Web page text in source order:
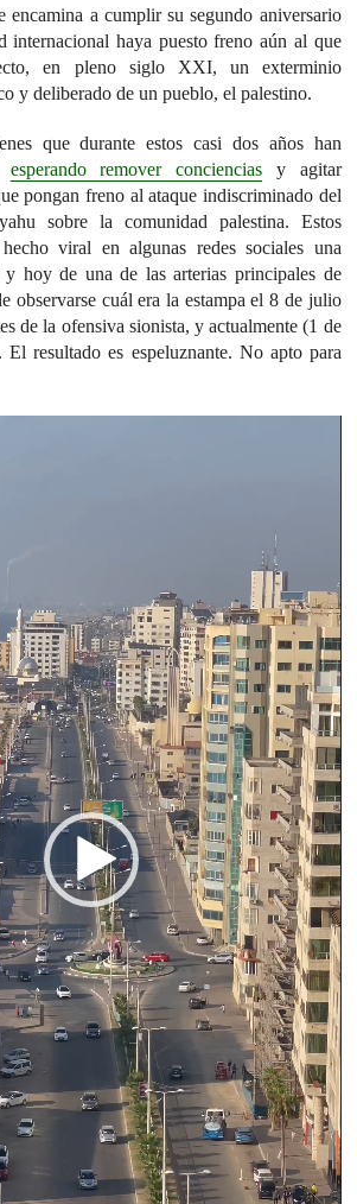
encamina a cumplir su segundo aniversario
internacional haya puesto freno aún al que
en pleno siglo XXI, un exterminio
y deliberado de un pueblo, el palestino.
que durante estos casi dos años han
esperando remover conciencias y agitar
pongan freno al ataque indiscriminado del
sobre la comunidad palestina. Estos
viral en algunas redes sociales una
y hoy de una de las arterias principales de
observarse cuál era la estampa el 8 de julio
de la ofensiva sionista, y actualmente (1 de
El resultado es espeluznante. No apto para